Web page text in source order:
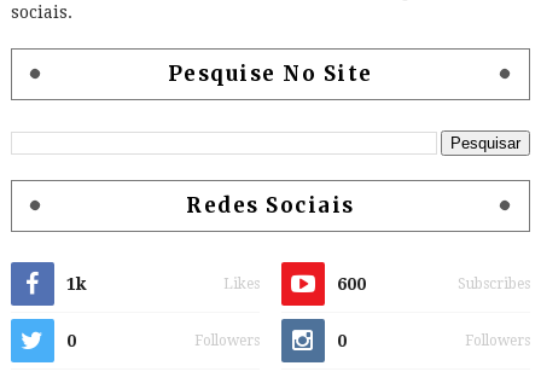
sociais.
Pesquise No Site
Redes Sociais
1k Likes 600 Subscribes
0 Followers 0 Followers